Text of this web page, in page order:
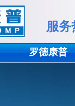
服务
罗德康普